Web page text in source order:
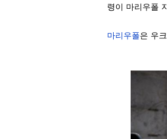
령이 마리우폴
마리우폴은 우